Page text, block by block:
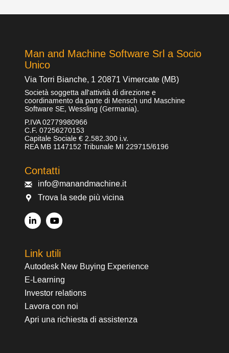
Man and Machine Software Srl a Socio
Unico
Via Torri Bianche, 1 20871 Vimercate (MB)
Società soggetta all'attività di direzione e
coordinamento da parte di Mensch und Maschine
Software SE, Wessling (Germania).
P.IVA 02779980966
C.F. 07256270153
Capitale Sociale € 2.582.300 i.v.
REA MB 1147152 Tribunale MI 229715/6196
Contatti
info@manandmachine.it
Trova la sede più vicina
Link utili
Autodesk New Buying Experience
E-Learning
Investor relations
Lavora con noi
Apri una richiesta di assistenza